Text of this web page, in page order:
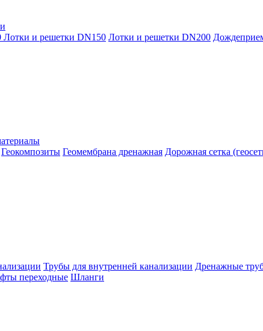
Лотки и решетки DN150 Лотки и решетки DN200
Геокомпозиты Геомембрана дренажная Дорожная сетка
Трубы для внутренней канализации Дренажные
переходные Шланги